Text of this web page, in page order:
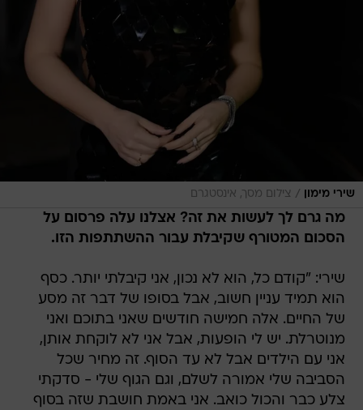
שירי מימון / צילום מסך, אינסטגרם
מה גרם לך לעשות את זה? אצלנו עלה פרסום על
הסכום המטורף שקיבלת עבור ההשתתפות הזו.
שירי: "קודם כל, הוא לא נכון, אני קיבלתי יותר. כסף
הוא תמיד עניין חשוב, אבל בסופו של דבר זה מסע
של החיים. אלה חמישה חודשים שאני בתוכם ואני
מנוטרלת. יש לי הופעות, אבל אני לא לוקחת אותן,
אני עם הילדים אבל לא עד הסוף. זה מחיר שכל
הסביבה שלי אמורה לשלם, וגם הגוף שלי - סדקתי
צלע כבר והכול כואב. אני באמת חושבת שזה בסוף